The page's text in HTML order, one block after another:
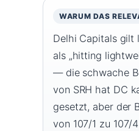
WARUM DAS
Delhi Capitals gilt
als „hitting
— die schwache
von SRH hat DC
gesetzt, aber der
von 107/1 zu